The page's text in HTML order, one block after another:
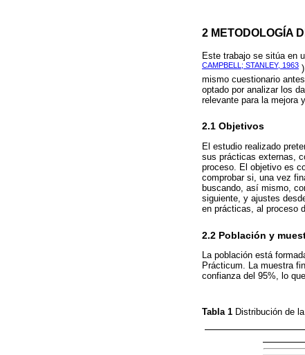
2 METODOLOGÍA
Este trabajo se sitúa en
CAMPBELL; STANLEY, 1963
mismo cuestionario
optado por analizar los
relevante para la mejora
2.1 Objetivos
El estudio realizado
sus prácticas externas,
proceso. El objetivo es
comprobar si, una vez
buscando, así mismo,
siguiente, y ajustes
en prácticas, al proceso
2.2 Población y
La población está
Prácticum. La muestra
confianza del 95%, lo
Tabla 1 Distribución de